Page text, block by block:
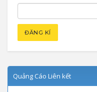
Quảng Cáo Liên kết